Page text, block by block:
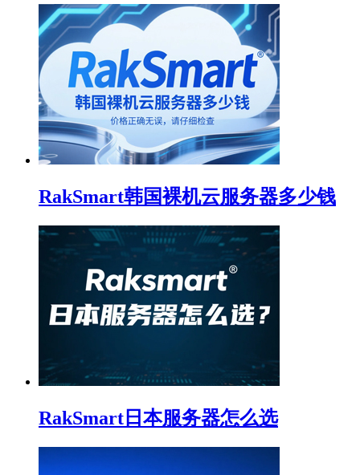
RakSmart韩国裸机云服务器多少钱
RakSmart日本服务器怎么选